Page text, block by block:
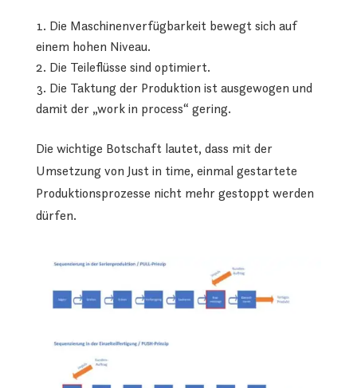
Die Maschinenverfügbarkeit bewegt sich auf
einem hohen Niveau.
Die Teileflüsse sind optimiert.
Die Taktung der Produktion ist ausgewogen und
damit der „work in process“ gering.
Die wichtige Botschaft lautet, dass mit der
Umsetzung von Just in time, einmal gestartete
Produktionsprozesse nicht mehr gestoppt werden
dürfen.